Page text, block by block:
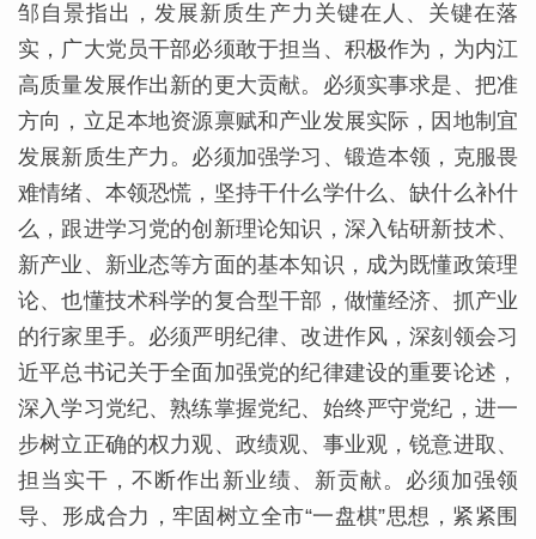
邹自景指出，发展新质生产力关键在人、关键在落
实，广大党员干部必须敢于担当、积极作为，为内江
高质量发展作出新的更大贡献。必须实事求是、把准
方向，立足本地资源禀赋和产业发展实际，因地制宜
发展新质生产力。必须加强学习、锻造本领，克服畏
难情绪、本领恐慌，坚持干什么学什么、缺什么补什
么，跟进学习党的创新理论知识，深入钻研新技术、
新产业、新业态等方面的基本知识，成为既懂政策理
论、也懂技术科学的复合型干部，做懂经济、抓产业
的行家里手。必须严明纪律、改进作风，深刻领会习
近平总书记关于全面加强党的纪律建设的重要论述，
深入学习党纪、熟练掌握党纪、始终严守党纪，进一
步树立正确的权力观、政绩观、事业观，锐意进取、
担当实干，不断作出新业绩、新贡献。必须加强领
导、形成合力，牢固树立全市“一盘棋”思想，紧紧围